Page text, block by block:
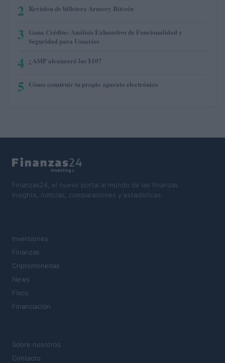
2 Revisión de billetera Armory Bitcoin
3 Gana Crédito: Análisis Exhaustivo de Funcionalidad y
Seguridad para Usuarios
4 ¿AMP alcanzará los $10?
5 Cómo construir tu propio aparato electrónico
Finanzas24, el nuevo portal al mundo de las finanzas.
Insights, noticias, comparaciones y estadísticas.
Inversiones
Finanzas
Criptomonedas
News
Fisco
Financiación
Sobre nosotros
Contacto